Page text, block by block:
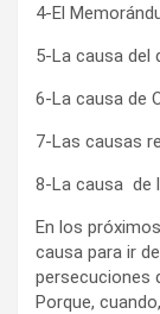
4-El
5-La causa del
6-La causa de
7-Las causas
8-La causa de
En los
causa para ir
persecuciones
Porque,